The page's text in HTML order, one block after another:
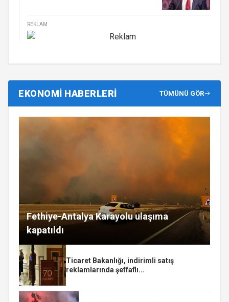
REKLAM
EKONOMİ HABERLERİ TÜMÜNÜ GÖR
Fethiye-Antalya Karayolu ulaşıma
kapatıldı
Ticaret Bakanlığı, indirimli satış
reklamlarında şeffaflı...